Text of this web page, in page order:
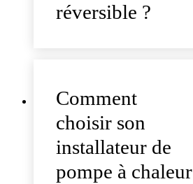
réversible ?
Comment
choisir son
installateur de
pompe à chaleur